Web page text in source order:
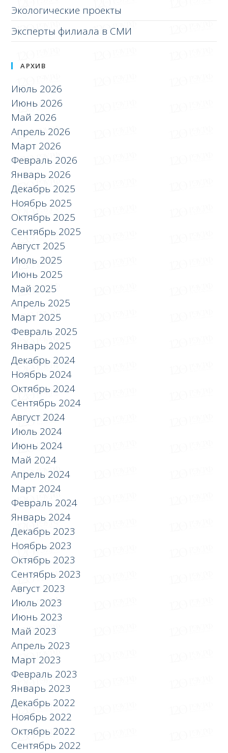
Экологические проекты
Эксперты филиала в СМИ
АРХИВ
Июль 2026
Июнь 2026
Май 2026
Апрель 2026
Март 2026
Февраль 2026
Январь 2026
Декабрь 2025
Ноябрь 2025
Октябрь 2025
Сентябрь 2025
Август 2025
Июль 2025
Июнь 2025
Май 2025
Апрель 2025
Март 2025
Февраль 2025
Январь 2025
Декабрь 2024
Ноябрь 2024
Октябрь 2024
Сентябрь 2024
Август 2024
Июль 2024
Июнь 2024
Май 2024
Апрель 2024
Март 2024
Февраль 2024
Январь 2024
Декабрь 2023
Ноябрь 2023
Октябрь 2023
Сентябрь 2023
Август 2023
Июль 2023
Июнь 2023
Май 2023
Апрель 2023
Март 2023
Февраль 2023
Январь 2023
Декабрь 2022
Ноябрь 2022
Октябрь 2022
Сентябрь 2022